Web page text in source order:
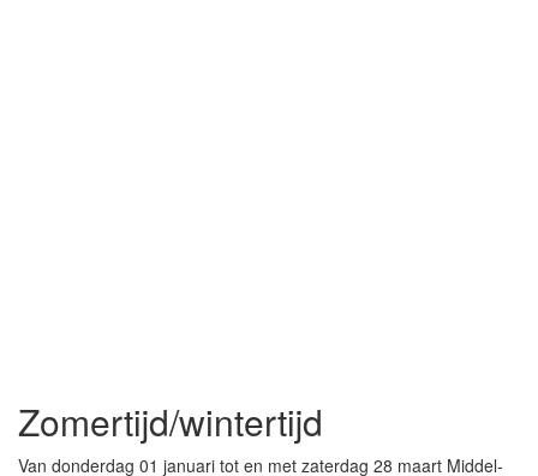
Zomertijd/wintertijd
Van donderdag 01 januari tot en met zaterdag 28 maart Middel-